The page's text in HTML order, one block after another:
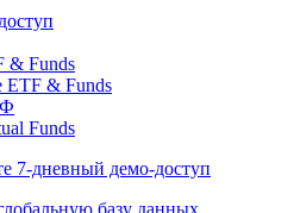
& Funds
ETF & Funds
Funds
7-дневный демо-доступ